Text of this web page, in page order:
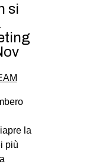
si
la
più